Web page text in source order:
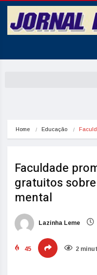
Home Educação
Faculdade
gratuitos
mental
Lazinha Leme
45 2